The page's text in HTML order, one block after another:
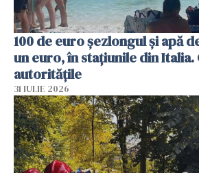
100 de euro șezlongul și apă
un euro, în stațiunile din Italia.
autoritățile
31 IULIE 2026